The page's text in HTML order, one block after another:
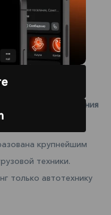
лиц и
предлагать
на
«Лизинговая компания
крупнейшим
техники.
только автотехнику